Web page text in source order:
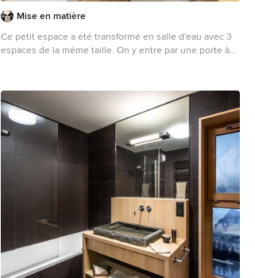
Mise en matière
Ce petit espace a été transformé en salle d'eau avec 3
espaces de la même taille. On y entre par une porte à
de forme ovale posée dessus et à droite des WC
suspendues. Du sol au plafond, les murs sont revêtus
d'un carrelage imitation bois afin de donner à l'espace
un esprit SPA de chalet. Les muret à mi hauteur
séparent les espaces tout en gardant un esprit aéré. Le
carrelage au sol est gris ardoise pour parfaire
l'ambiance nature en associant végétal et minéral.